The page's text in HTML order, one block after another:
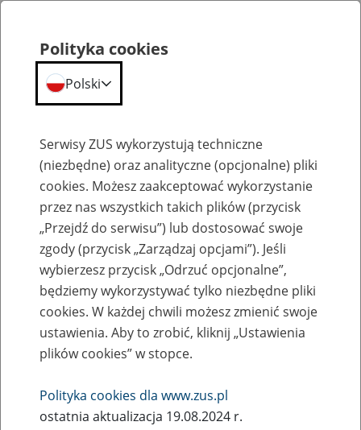
Przepraszamy,
podana strona nie została znaleziona.
Błąd 404
Przejdź do strony głównej
Polityka cookies
Polski
Serwisy ZUS wykorzystują techniczne
(niezbędne) oraz analityczne (opcjonalne) pliki
cookies. Możesz zaakceptować wykorzystanie
przez nas wszystkich takich plików (przycisk
„Przejdź do serwisu”) lub dostosować swoje
zgody (przycisk „Zarządzaj opcjami”). Jeśli
wybierzesz przycisk „Odrzuć opcjonalne”,
będziemy wykorzystywać tylko niezbędne pliki
cookies. W każdej chwili możesz zmienić swoje
ustawienia. Aby to zrobić, kliknij „Ustawienia
plików cookies” w stopce.
Polityka cookies dla www.zus.pl
ostatnia aktualizacja 19.08.2024 r.